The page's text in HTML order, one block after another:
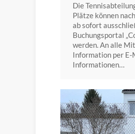
Die
Plätze können
ab sofort
Buchungsportal
werden. An alle
Information per
Informationen…